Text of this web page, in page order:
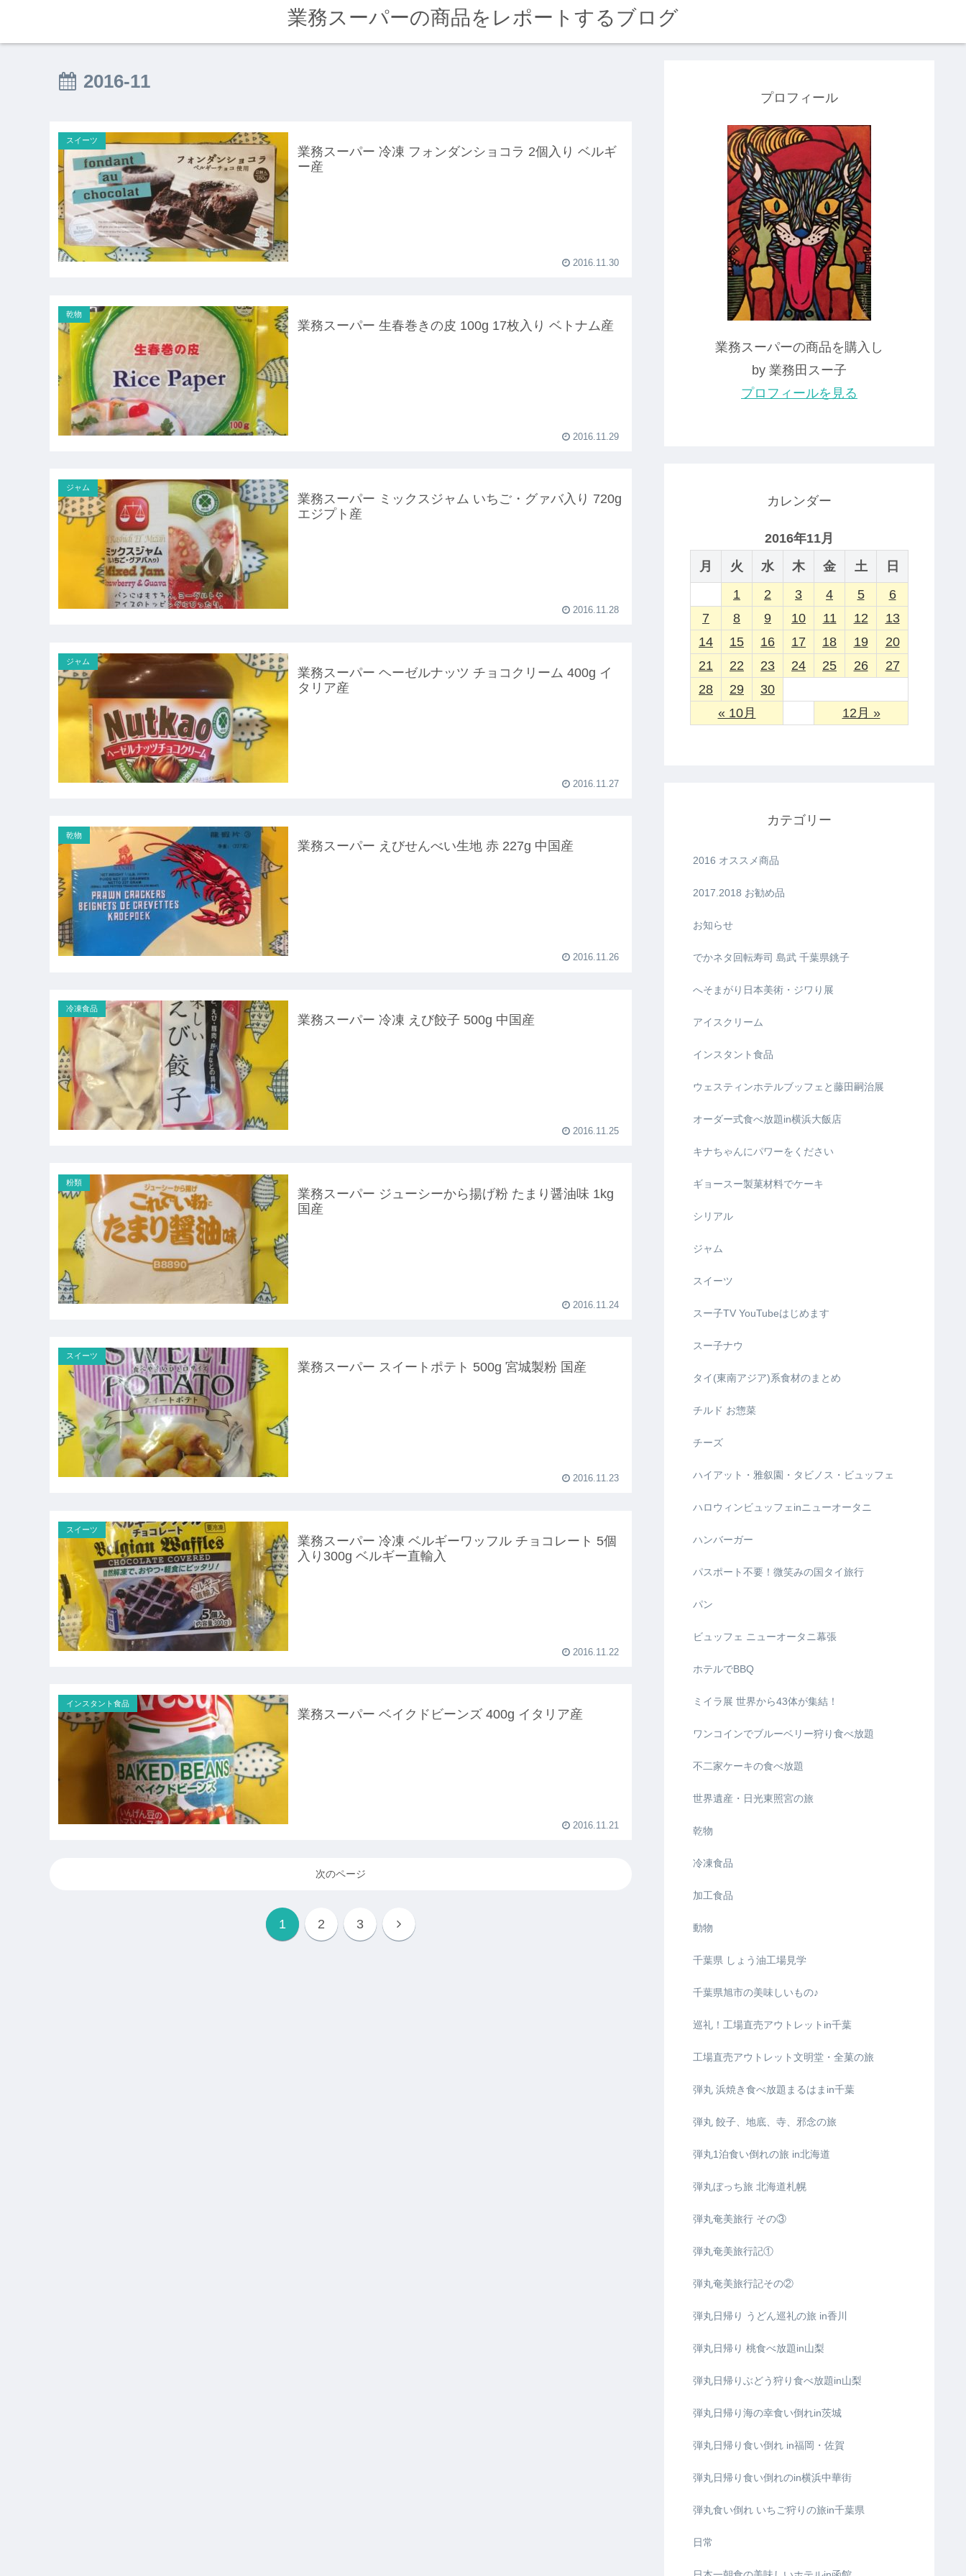
業務スーパーの商品をレポートするブログ
2016-11
スイーツ
業務スーパー 冷凍 フォンダンショコラ 2個入り ベルギ
ー産
2016.11.30
乾物
業務スーパー 生春巻きの皮 100g 17枚入り ベトナム産
2016.11.29
ジャム
業務スーパー ミックスジャム いちご・グァバ入り 720g
エジプト産
2016.11.28
ジャム
業務スーパー ヘーゼルナッツ チョコクリーム 400g イ
タリア産
2016.11.27
乾物
業務スーパー えびせんべい生地 赤 227g 中国産
2016.11.26
冷凍食品
業務スーパー 冷凍 えび餃子 500g 中国産
2016.11.25
粉類
業務スーパー ジューシーから揚げ粉 たまり醤油味 1kg
国産
2016.11.24
スイーツ
業務スーパー スイートポテト 500g 宮城製粉 国産
2016.11.23
スイーツ
業務スーパー 冷凍 ベルギーワッフル チョコレート 5個
入り300g ベルギー直輸入
2016.11.22
インスタント食品
業務スーパー ベイクドビーンズ 400g イタリア産
2016.11.21
次のページ
1 2 3
プロフィール
業務スーパーの商品を購入し
by 業務田スー子
プロフィールを見る
カレンダー
2016年11月
月
火 水 木 金 土 日
« 10月 12月 »
1 2 3 4 5
6
7
8 9 10 11 12
13
14
15 16 17 18 19
20
21
22 23 24 25 26
27
28
29 30
カテゴリー
2016 オススメ商品
2017.2018 お勧め品
お知らせ
でかネタ回転寿司 島武 千葉県銚子
へそまがり日本美術・ジワり展
アイスクリーム
インスタント食品
ウェスティンホテルブッフェと藤田嗣治展
オーダー式食べ放題in横浜大飯店
キナちゃんにパワーをください
ギョースー製菓材料でケーキ
シリアル
ジャム
スイーツ
スー子TV YouTubeはじめます
スー子ナウ
タイ(東南アジア)系食材のまとめ
チルド お惣菜
チーズ
ハイアット・雅叙園・タビノス・ビュッフェ
ハロウィンビュッフェinニューオータニ
ハンバーガー
パスポート不要！微笑みの国タイ旅行
パン
ビュッフェ ニューオータニ幕張
ホテルでBBQ
ミイラ展 世界から43体が集結！
ワンコインでブルーベリー狩り食べ放題
不二家ケーキの食べ放題
世界遺産・日光東照宮の旅
乾物
冷凍食品
加工食品
動物
千葉県 しょう油工場見学
千葉県旭市の美味しいもの♪
巡礼！工場直売アウトレットin千葉
工場直売アウトレット文明堂・全菓の旅
弾丸 浜焼き食べ放題まるはまin千葉
弾丸 餃子、地底、寺、邪念の旅
弾丸1泊食い倒れの旅 in北海道
弾丸ぼっち旅 北海道札幌
弾丸奄美旅行 その③
弾丸奄美旅行記①
弾丸奄美旅行記その②
弾丸日帰り うどん巡礼の旅 in香川
弾丸日帰り 桃食べ放題in山梨
弾丸日帰りぶどう狩り食べ放題in山梨
弾丸日帰り海の幸食い倒れin茨城
弾丸日帰り食い倒れ in福岡・佐賀
弾丸日帰り食い倒れのin横浜中華街
弾丸食い倒れ いちご狩りの旅in千葉県
日常